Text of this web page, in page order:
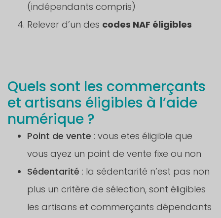
(indépendants compris)
Relever d’un des codes NAF éligibles
Quels sont les commerçants
et artisans éligibles à l’aide
numérique ?
Point de vente : vous etes éligible que
vous ayez un point de vente fixe ou non
Sédentarité : la sédentarité n’est pas non
plus un critère de sélection, sont éligibles
les artisans et commerçants dépendants